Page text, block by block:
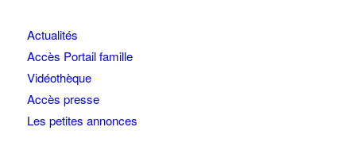
Actualités
Accès Portail famille
Vidéothèque
Accès presse
Les petites annonces